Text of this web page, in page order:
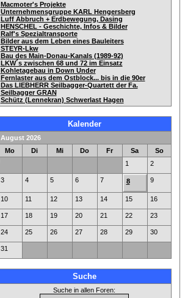
Macmoter's Projekte
Unternehmensgruppe KARL Hengersberg
Luff Abbruch + Erdbewegung, Dasing
HENSCHEL - Geschichte, Infos & Bilder
Ralf's Spezialtransporte
Bilder aus dem Leben eines Bauleiters
STEYR-Lkw
Bau des Main-Donau-Kanals (1989-92)
LKW´s zwischen 68 und 72 im Einsatz
Kohletagebau in Down Under
Fernlaster aus dem Ostblock... bis in die 90er
Das LIEBHERR Seilbagger-Quartett der Fa.
Seilbagger GRAN
Schütz (Lennekran) Schwerlast Hagen
Kalender
August 2026
Mo
Di Mi Do Fr Sa
So
1
2
3 4 5 6 7 8 9
10 11 12 13 14 15 16
17 18 19 20 21 22 23
24 25 26 27 28 29 30
31
Suche
Suche in allen Foren: